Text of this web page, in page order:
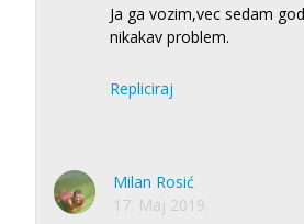
Ja ga vozim,vec sedam
nikakav problem.
Repliciraj
Milan Rosić
17. Maj 2019.